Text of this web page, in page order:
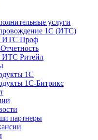
услуги
1С (ИТС)
ИТС Проф
ИТС Ритейл
1С
1С-Битрикс
партнеры